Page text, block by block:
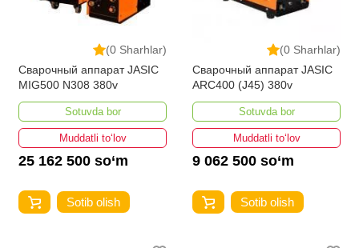
(0 Sharhlar)
Сварочный аппарат JASIC
MIG500 N308 380v
Sotuvda bor
Muddatli to‘lov
25 162 500 so‘m
Sotib olish
(0 Sharhlar)
Сварочный аппарат JASIC
ARC400 (J45) 380v
Sotuvda bor
Muddatli to‘lov
9 062 500 so‘m
Sotib olish